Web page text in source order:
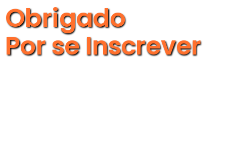
Obrigado
Por se Inscrever